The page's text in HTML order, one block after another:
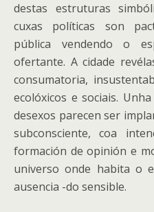
destas estruturas
cuxas políticas son
pública vendendo o
ofertante. A cidade
consumatoria,
ecolóxicos e sociais.
desexos parecen ser
subconsciente, coa
formación de opinión e
universo onde habita o
ausencia -do sensible.